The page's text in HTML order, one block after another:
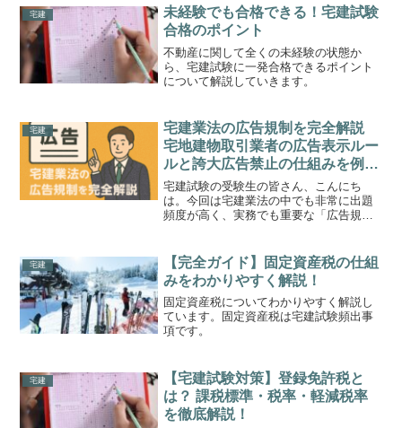
法は快適な街づくりのためのルールを定
めた法律であり、試験では区...
宅建
未経験でも合格できる！宅建試験
合格のポイント
不動産に関して全くの未経験の状態か
ら、宅建試験に一発合格できるポイント
について解説していきます。
宅建
宅建業法の広告規制を完全解説
宅地建物取引業者の広告表示ルー
ルと誇大広告禁止の仕組みを例題
付きでわかりやすく学ぶ実践記事
宅建試験の受験生の皆さん、こんにち
は。今回は宅建業法の中でも非常に出題
頻度が高く、実務でも重要な「広告規
で、消費者保護のために厳しい規制が設
けられており、宅建試験でも必ず...
宅建
【完全ガイド】固定資産税の仕組
みをわかりやすく解説！
固定資産税についてわかりやすく解説し
ています。固定資産税は宅建試験頻出事
項です。
宅建
【宅建試験対策】登録免許税と
は？ 課税標準・税率・軽減税率
を徹底解説！